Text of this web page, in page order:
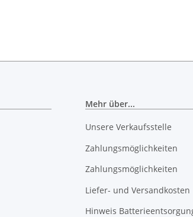
Mehr über...
Unsere Verkaufsstelle
Zahlungsmöglichkeiten
Zahlungsmöglichkeiten
Liefer- und Versandkosten
Hinweis